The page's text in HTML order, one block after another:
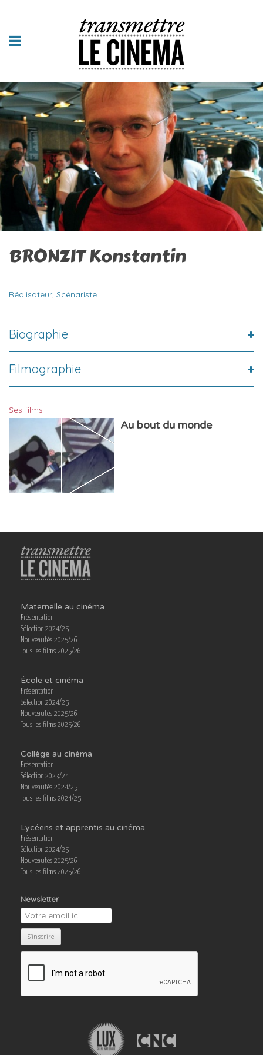
BRONZIT Konstantin
Réalisateur, Scénariste
Biographie
Filmographie
Ses films
Au bout du monde
Maternelle au cinéma
Présentation
Sélection 2024/25
Nouveautés 2025/26
Tous les films 2025/26
École et cinéma
Présentation
Sélection 2024/25
Nouveautés 2025/26
Tous les films 2025/26
Collège au cinéma
Présentation
Sélection 2023/24
Nouveautés 2024/25
Tous les films 2024/25
Lycéens et apprentis au cinéma
Présentation
Sélection 2024/25
Nouveautés 2025/26
Tous les films 2025/26
Newsletter